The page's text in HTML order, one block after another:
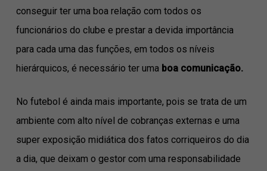
conseguir ter uma boa relação com todos os
funcionários do clube e prestar a devida importância
para cada uma das funções, em todos os níveis
hierárquicos, é necessário ter uma boa comunicação.
No futebol é ainda mais importante, pois se trata de um
ambiente com alto nível de cobranças externas e uma
super exposição midiática dos fatos corriqueiros do dia
a dia, que deixam o gestor com uma responsabilidade